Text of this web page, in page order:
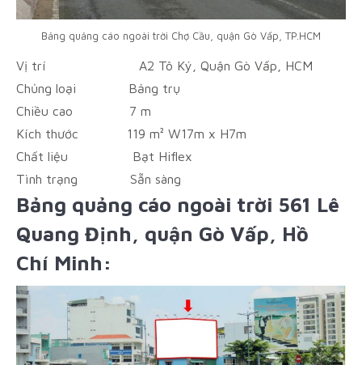
Bảng quảng cáo ngoài trời Chợ Cầu, quận Gò Vấp, TP.HCM
Vị trí A2 Tô Ký, Quận Gò Vấp, HCM
Chủng loại Bảng trụ
Chiều cao 7 m
Kích thước
119 m² W17m x H7m
Chất liệu Bạt Hiflex
Tình trạng Sẵn sàng
Bảng quảng cáo ngoài trời 561 Lê
Quang Định, quận Gò Vấp, Hồ
Chí Minh: